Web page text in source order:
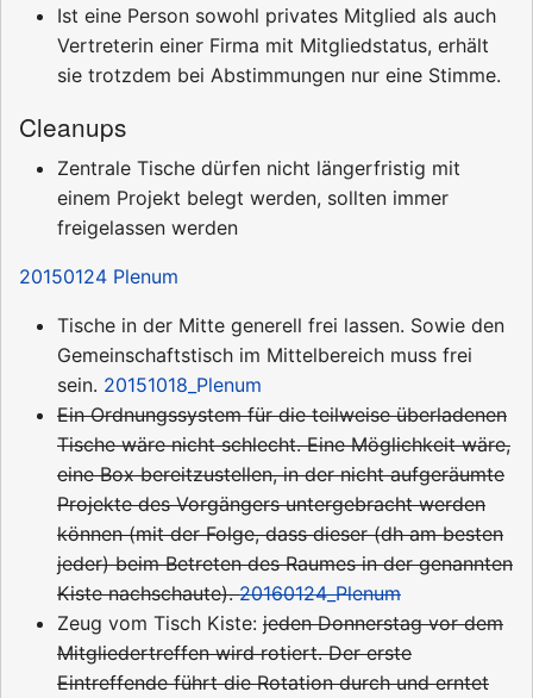
Ist eine Person sowohl privates Mitglied als auch
Vertreterin einer Firma mit Mitgliedstatus, erhält
sie trotzdem bei Abstimmungen nur eine Stimme.
Cleanups
Zentrale Tische dürfen nicht längerfristig mit
einem Projekt belegt werden, sollten immer
freigelassen werden
20150124 Plenum
Tische in der Mitte generell frei lassen. Sowie den
Gemeinschaftstisch im Mittelbereich muss frei
sein. 20151018_Plenum
Ein Ordnungssystem für die teilweise überladenen
Tische wäre nicht schlecht. Eine Möglichkeit wäre,
eine Box bereitzustellen, in der nicht aufgeräumte
Projekte des Vorgängers untergebracht werden
können (mit der Folge, dass dieser (dh am besten
jeder) beim Betreten des Raumes in der genannten
Kiste nachschaute).20160124_Plenum
Zeug vom Tisch Kiste: jeden Donnerstag vor dem
Mitgliedertreffen wird rotiert. Der erste
Eintreffende führt die Rotation durch und erntet